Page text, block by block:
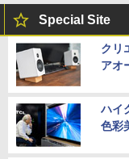
Special Site
クリ
アオ
ハイ
色彩